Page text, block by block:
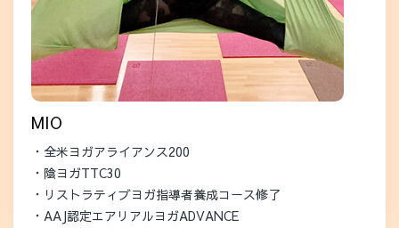
MIO
・全米ヨガアライアンス200
・陰ヨガTTC30
・リストラティブヨガ指導者養成コース修了
・AAJ認定エアリアルヨガADVANCE